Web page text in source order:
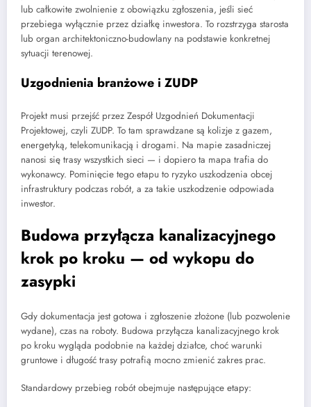
lub całkowite zwolnienie z obowiązku zgłoszenia, jeśli sieć
przebiega wyłącznie przez działkę inwestora. To rozstrzyga starosta
lub organ architektoniczno-budowlany na podstawie konkretnej
sytuacji terenowej.
Uzgodnienia branżowe i ZUDP
Projekt musi przejść przez Zespół Uzgodnień Dokumentacji
Projektowej, czyli ZUDP. To tam sprawdzane są kolizje z gazem,
energetyką, telekomunikacją i drogami. Na mapie zasadniczej
nanosi się trasy wszystkich sieci — i dopiero ta mapa trafia do
wykonawcy. Pominięcie tego etapu to ryzyko uszkodzenia obcej
infrastruktury podczas robót, a za takie uszkodzenie odpowiada
inwestor.
Budowa przyłącza kanalizacyjnego
krok po kroku — od wykopu do
zasypki
Gdy dokumentacja jest gotowa i zgłoszenie złożone (lub pozwolenie
wydane), czas na roboty. Budowa przyłącza kanalizacyjnego krok
po kroku wygląda podobnie na każdej działce, choć warunki
gruntowe i długość trasy potrafią mocno zmienić zakres prac.
Standardowy przebieg robót obejmuje następujące etapy: